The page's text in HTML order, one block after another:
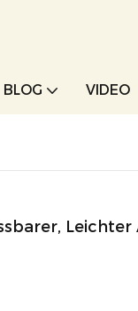
BLOG VIDEO